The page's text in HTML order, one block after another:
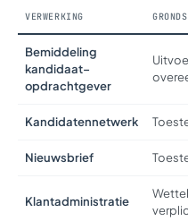
VERWERKING
Bemiddeling
kandidaat–
opdrachtgever
Kandidatennetwerk
Nieuwsbrief
Klantadministratie